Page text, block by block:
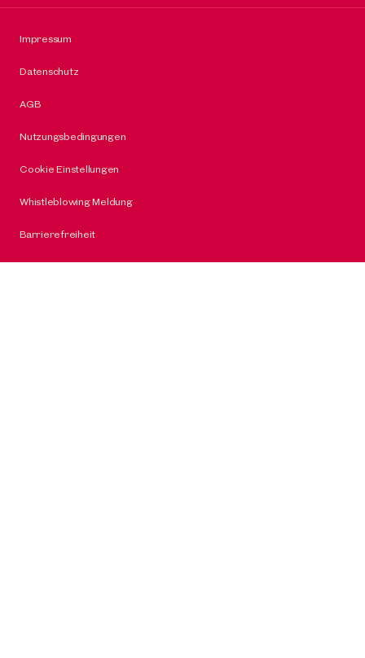
Impressum
Datenschutz
AGB
Nutzungsbedingungen
Cookie Einstellungen
Whistleblowing Meldung
Barrierefreiheit